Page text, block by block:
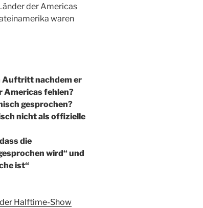
der Americas
waren
Auftritt nachdem er
Americas fehlen?
gesprochen?
nicht als offizielle
die
wird“ und
ist“
Halftime-Show